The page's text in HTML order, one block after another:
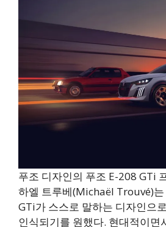
푸조 디자인의 푸조 E-208 GTi
하엘 트루베(Michaël Trouvé)는
GTi가 스스로 말하는 디자인으
인식되기를 원했다. 현대적이면